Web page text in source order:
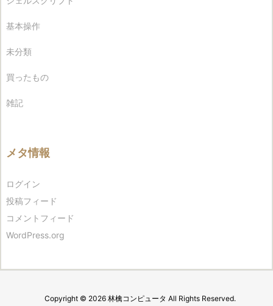
基本操作
未分類
買ったもの
雑記
メタ情報
ログイン
投稿フィード
コメントフィード
WordPress.org
Copyright © 2026 林檎コンピュータ All Rights Reserved.